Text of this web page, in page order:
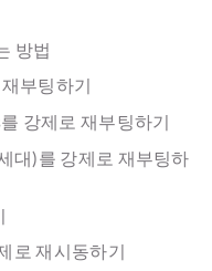
방법
부팅하기
강제로 재부팅하기
대)를 강제로 재부팅하
로 재시동하기